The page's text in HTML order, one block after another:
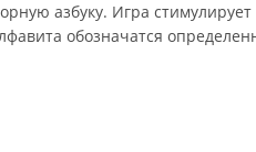
азбуку. Игра
обозначатся